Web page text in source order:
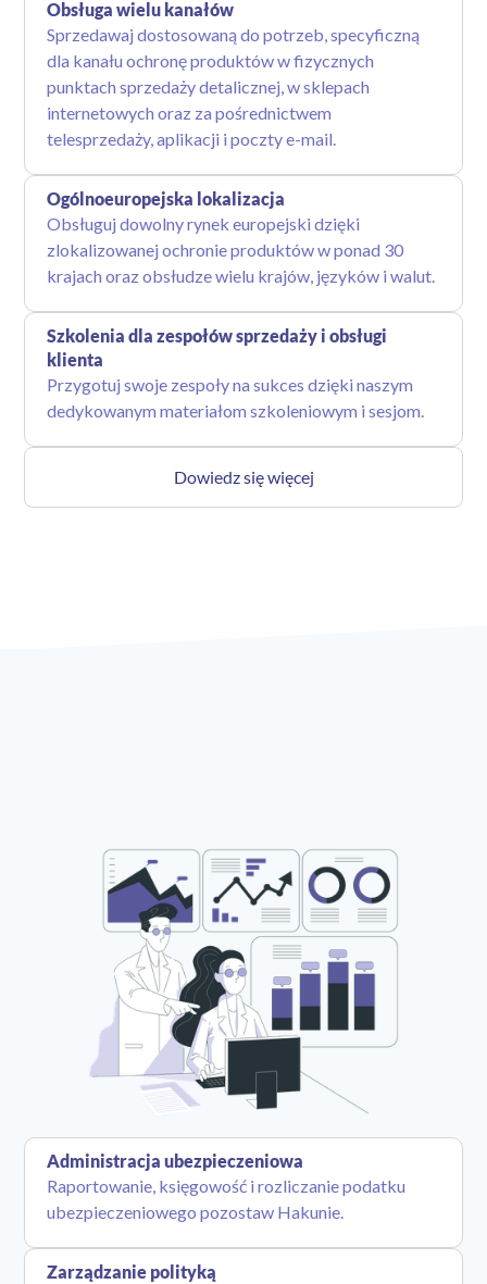
Obsługa wielu kanałów
Sprzedawaj dostosowaną do potrzeb, specyficzną
dla kanału ochronę produktów w fizycznych
punktach sprzedaży detalicznej, w sklepach
internetowych oraz za pośrednictwem
telesprzedaży, aplikacji i poczty e-mail.
Ogólnoeuropejska lokalizacja
Obsługuj dowolny rynek europejski dzięki
zlokalizowanej ochronie produktów w ponad 30
krajach oraz obsłudze wielu krajów, języków i walut.
Szkolenia dla zespołów sprzedaży i obsługi
klienta
Przygotuj swoje zespoły na sukces dzięki naszym
dedykowanym materiałom szkoleniowym i sesjom.
Dowiedz się więcej
Administracja ubezpieczeniowa
Raportowanie, księgowość i rozliczanie podatku
ubezpieczeniowego pozostaw Hakunie.
Zarządzanie polityką